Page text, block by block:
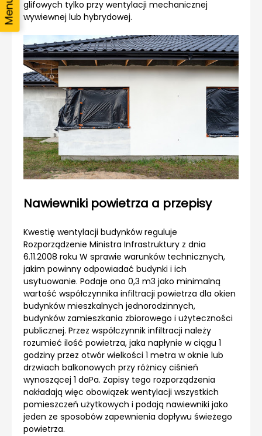
glifowych tylko przy wentylacji mechanicznej
wywiewnej lub hybrydowej.
Nawiewniki powietrza a przepisy
Kwestię wentylacji budynków reguluje
Rozporządzenie Ministra Infrastruktury z dnia
6.11.2008 roku W sprawie warunków technicznych,
jakim powinny odpowiadać budynki i ich
usytuowanie. Podaje ono 0,3 m3 jako minimalną
wartość współczynnika infiltracji powietrza dla okien
budynków mieszkalnych jednorodzinnych,
budynków zamieszkania zbiorowego i użyteczności
publicznej. Przez współczynnik infiltracji należy
rozumieć ilość powietrza, jaka napłynie w ciągu 1
godziny przez otwór wielkości 1 metra w oknie lub
drzwiach balkonowych przy różnicy ciśnień
wynoszącej 1 daPa. Zapisy tego rozporządzenia
nakładają więc obowiązek wentylacji wszystkich
pomieszczeń użytkowych i podają nawiewniki jako
jeden ze sposobów zapewnienia dopływu świeżego
powietrza.